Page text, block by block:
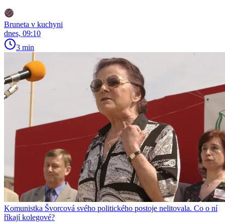
Bruneta v kuchyni
dnes, 09:10
3 min
Komunistka Švorcová svého politického postoje nelitovala. Co o ní
říkají kolegové?